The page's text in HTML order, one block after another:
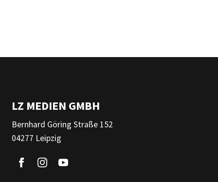
LZ MEDIEN GMBH
Bernhard Göring Straße 152
04277 Leipzig